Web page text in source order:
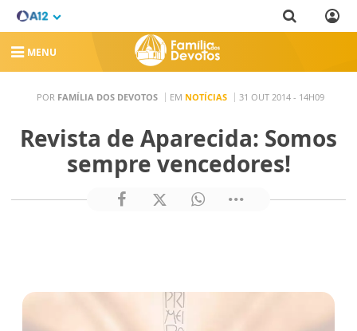
MENU
POR FAMÍLIA DOS DEVOTOS EM NOTÍCIAS 31 OUT 2014 - 14H09
Revista de Aparecida: Somos
sempre vencedores!